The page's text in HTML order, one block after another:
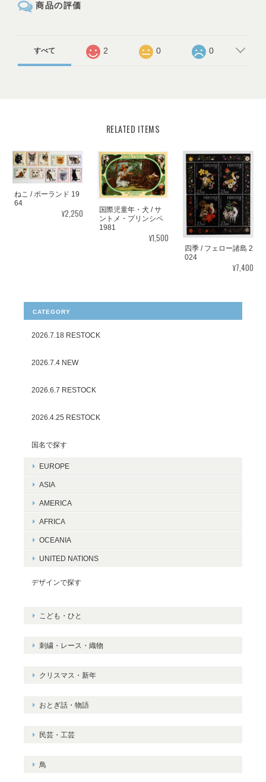
商品の評価
すべて 2 0 0
RELATED ITEMS
ねこ / ポーランド 19
64
¥2,250
国際児童年・犬 / サ
ントメ・プリンシペ
1981
¥1,500
四季 / フェロー諸島 2
024
¥7,400
CATEGORY
2026.7.18 RESTOCK
2026.7.4 NEW
2026.6.7 RESTOCK
2026.4.25 RESTOCK
国名で探す
EUROPE
ASIA
AMERICA
AFRICA
OCEANIA
UNITED NATIONS
デザインで探す
こども・ひと
刺繍・レース・織物
クリスマス・新年
おとぎ話・物語
民芸・工芸
鳥